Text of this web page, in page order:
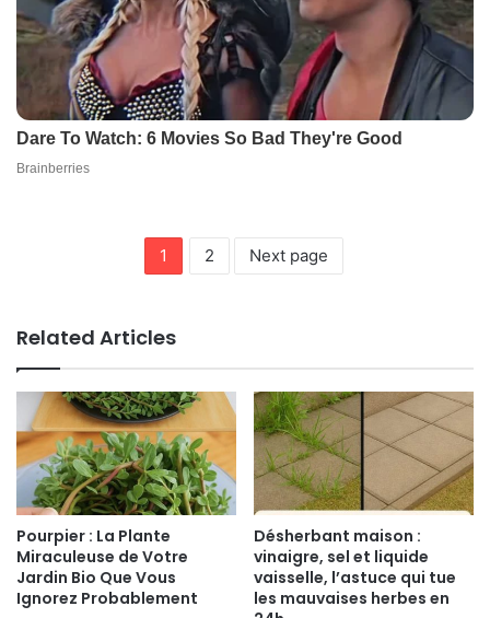
1 2 Next page
Related Articles
Pourpier : La Plante
Miraculeuse de Votre
Jardin Bio Que Vous
Ignorez Probablement
Désherbant maison :
vinaigre, sel et liquide
vaisselle, l’astuce qui tue
les mauvaises herbes en